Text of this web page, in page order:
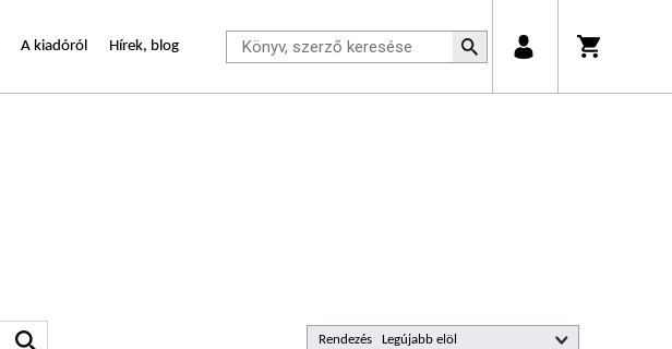
A kiadóról Hírek, blog
Rendezés